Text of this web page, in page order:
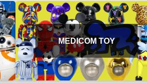
MEDICOM TOY